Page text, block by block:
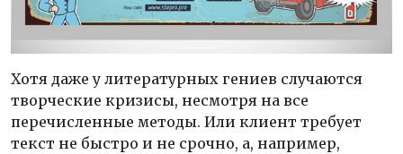
Хотя даже у литературных гениев случаются
творческие кризисы, несмотря на все
перечисленные методы. Или клиент требует
текст не быстро и не срочно, а, например,